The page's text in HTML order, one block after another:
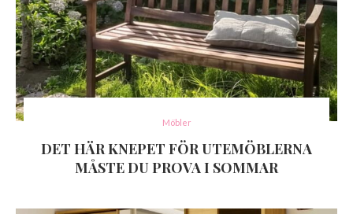
Möbler
DET HÄR KNEPET FÖR UTEMÖBLERNA
MÅSTE DU PROVA I SOMMAR